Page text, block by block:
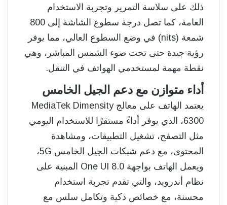
ذلك على سلاسة التمرير وتجربة الاستخدام
العامة، كما تصل درجة سطوع الشاشة إلى 800
شمعة (nits) في وضع السطوع العالي، مما يوفر
رؤية جيدة حتى تحت ضوء الشمس المباشر، وهي
نقطة مهمة لمستخدمي الهواتف في التنقل.
أداء متوازن مع دعم الجيل الخامس
يعتمد الهاتف على معالج MediaTek Dimensity
6300، الذي يوفر أداءً مستقرًا للاستخدام اليومي
مثل التصفح، تشغيل التطبيقات، ومشاهدة
المحتوى، مع دعم شبكات الجيل الخامس 5G،
ويعمل الهاتف بواجهة One UI 8.0 المبنية على
نظام أندرويد، والتي تقدم تجربة استخدام
محسنة، مع خصائص ذكية وتكامل سلس مع